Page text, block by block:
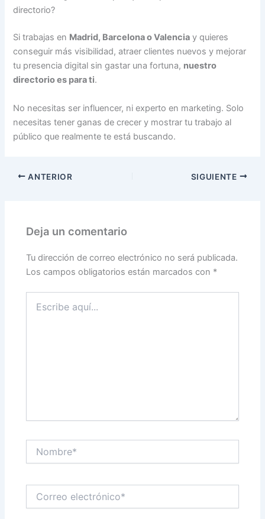
directorio?
Si trabajas en Madrid, Barcelona o Valencia y quieres
conseguir más visibilidad, atraer clientes nuevos y mejorar
tu presencia digital sin gastar una fortuna, nuestro
directorio es para ti.
No necesitas ser influencer, ni experto en marketing. Solo
necesitas tener ganas de crecer y mostrar tu trabajo al
público que realmente te está buscando.
ANTERIOR SIGUIENTE
Deja un comentario
Tu dirección de correo electrónico no será publicada.
Los campos obligatorios están marcados con *
aquí...
electrónico*